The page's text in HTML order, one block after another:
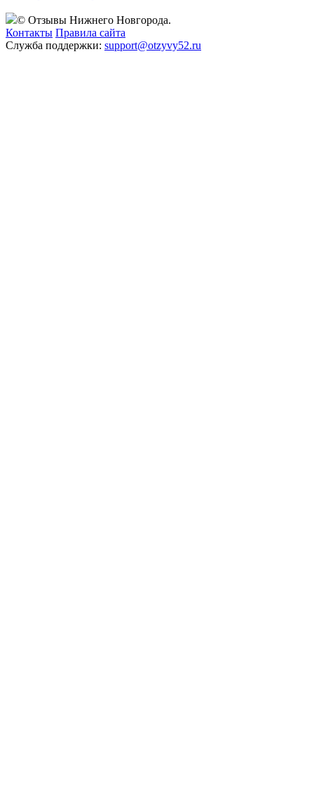
© Отзывы Нижнего Новгорода.
Контакты Правила сайта
Служба поддержки: support@otzyvy52.ru